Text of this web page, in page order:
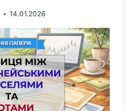
14.01.2026